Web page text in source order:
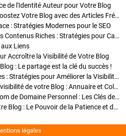
de l'Identité Auteur pour Votre Blog
Stratégies de Publication : Boostez Votre Blog avec des Articles Fréquents et Exclusifs
: Stratégies Modernes pour le SEO
Enrichir Vos Articles avec des Contenus Riches : Stratégies pour Captiver et Optimiser
Liens
Accroître la Visibilité de Votre Blog
: Le partage est la clé du succès !
Optimisation SEO des Articles : Stratégies pour Améliorer la Visibilité de Votre Blog
Stratégies pour améliorer la visibilité de votre Blog : Annuaire et Collaborations
Pourquoi Investir dans un Nom de Domaine Personnel : Les Clés de la Réussite de Votre Blog
Comment Faire Émerger Votre Blog : Le Pouvoir de la Patience et de la Persévérance
légales